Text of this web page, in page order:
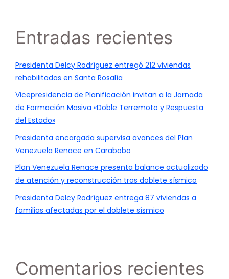
Entradas recientes
Presidenta Delcy Rodríguez entregó 212 viviendas
rehabilitadas en Santa Rosalía
Vicepresidencia de Planificación invitan a la Jornada
de Formación Masiva «Doble Terremoto y Respuesta
del Estado»
Presidenta encargada supervisa avances del Plan
Venezuela Renace en Carabobo
Plan Venezuela Renace presenta balance actualizado
de atención y reconstrucción tras doblete sísmico
Presidenta Delcy Rodríguez entrega 87 viviendas a
familias afectadas por el doblete sísmico
Comentarios recientes